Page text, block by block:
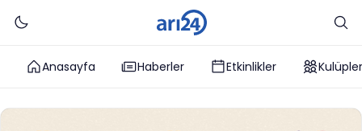
Anasayfa Haberler Etkinlikler Kulüpler